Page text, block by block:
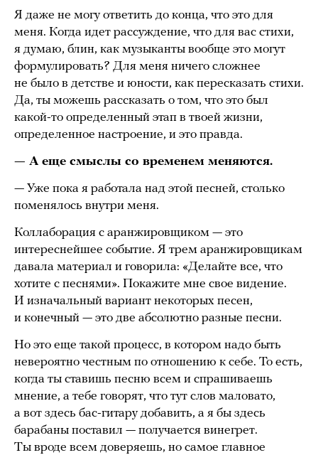
Я даже не могу ответить до конца, что это для
меня. Когда идет рассуждение, что для вас стихи,
я думаю, блин, как музыканты вообще это могут
формулировать? Для меня ничего сложнее
не было в детстве и юности, как пересказать стихи.
Да, ты можешь рассказать о том, что это был
какой-то определенный этап в твоей жизни,
определенное настроение, и это правда.
— А еще смыслы со временем меняются.
— Уже пока я работала над этой песней, столько
поменялось внутри меня.
Коллаборация с аранжировщиком — это
интереснейшее событие. Я трем аранжировщикам
давала материал и говорила: «Делайте все, что
хотите с песнями». Покажите мне свое видение.
И изначальный вариант некоторых песен,
и конечный — это две абсолютно разные песни.
Но это еще такой процесс, в котором надо быть
невероятно честным по отношению к себе. То есть,
когда ты ставишь песню всем и спрашиваешь
мнение, а тебе говорят, что тут слов маловато,
а вот здесь бас-гитару добавить, а я бы здесь
барабаны поставил — получается винегрет.
Ты вроде всем доверяешь, но самое главное